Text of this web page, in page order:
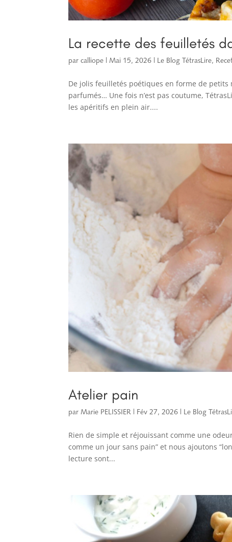
La recette des feuilletés
parcalliope |Mai 15, 2026 Le Blog TétrasLire,
De jolis feuilletés poétiques en forme de
parfumés… Une fois n’est pas coutume,
les apéritifs en plein air....
Atelier pain
parMarie PELISSIER | Fév 27, 2026 | Le Blog
Rien de simple et réjouissant comme une
comme un jour sans pain” et nous ajoutons
lecture sont...